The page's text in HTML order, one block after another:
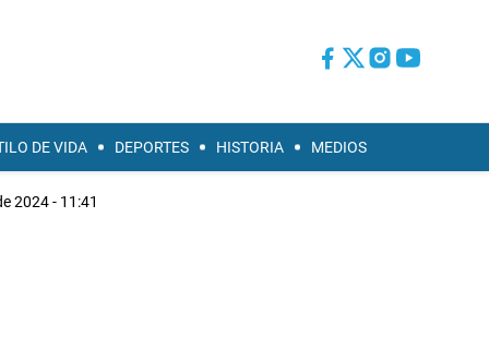
DE VIDA DEPORTES HISTORIA MEDIOS
2024 - 11:41